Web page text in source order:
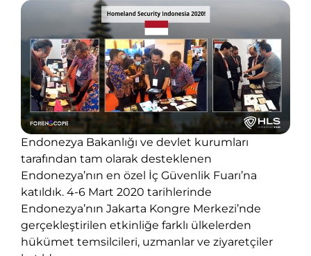
Endonezya Bakanlığı ve devlet kurumları
tarafından tam olarak desteklenen
Endonezya’nın en özel İç Güvenlik Fuarı’na
katıldık. 4-6 Mart 2020 tarihlerinde
Endonezya’nın Jakarta Kongre Merkezi’nde
gerçekleştirilen etkinliğe farklı ülkelerden
hükümet temsilcileri, uzmanlar ve ziyaretçiler